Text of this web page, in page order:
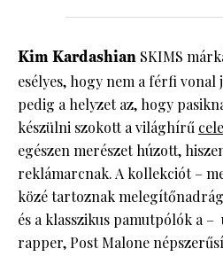
Kim Kardashian SKIMS
esélyes, hogy nem a férfi vonal
pedig a helyzet az, hogy
készülni szokott a világhírű
egészen merészet húzott,
reklámarcnak. A kollekciót –
közé tartoznak
és a klasszikus pamutpólók a
rapper, Post Malone